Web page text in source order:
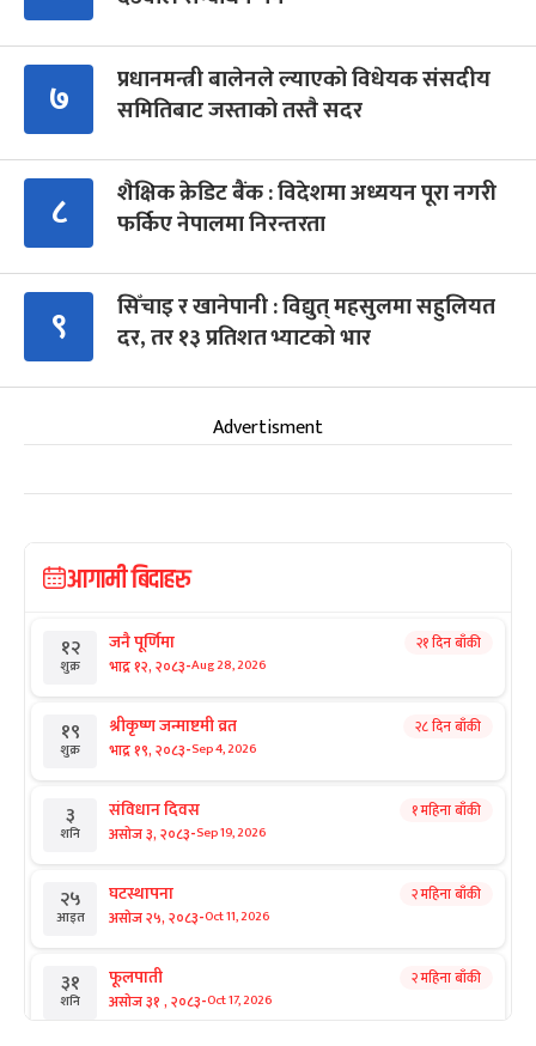
७
प्रधानमन्त्री बालेनले ल्याएको विधेयक संसदीय
समितिबाट जस्ताको तस्तै सदर
८
शैक्षिक क्रेडिट बैंक : विदेशमा अध्ययन पूरा नगरी
फर्किए नेपालमा निरन्तरता
९
सिँचाइ र खानेपानी : विद्युत् महसुलमा सहुलियत
दर, तर १३ प्रतिशत भ्याटको भार
Advertisment
आगामी बिदाहरु
१२
शुक्र
जनै पूर्णिमा
भाद्र १२, २०८३-Aug 28, 2026
२१ दिन बाँकी
१९
शुक्र
श्रीकृष्ण जन्माष्टमी व्रत
भाद्र १९, २०८३-Sep 4, 2026
२८ दिन बाँकी
३
शनि
संविधान दिवस
असोज ३, २०८३-Sep 19, 2026
१ महिना बाँकी
२५
आइत
घटस्थापना
असोज २५, २०८३-Oct 11, 2026
२ महिना बाँकी
३१
शनि
फूलपाती
असोज ३१ , २०८३-Oct 17, 2026
२ महिना बाँकी